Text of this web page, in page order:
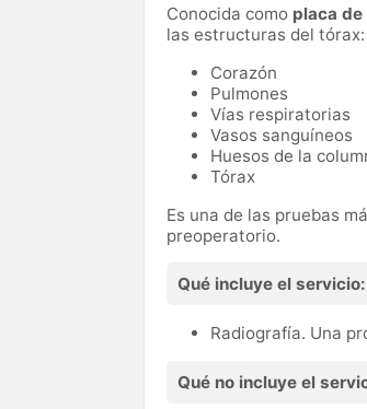
Conocida como placa
las estructuras del tórax:
Corazón
Pulmones
Vías respiratorias
Vasos sanguíneos
Huesos de la
Tórax
Es una de las pruebas
preoperatorio.
Qué incluye el servicio:
Radiografía. Una
Qué no incluye el